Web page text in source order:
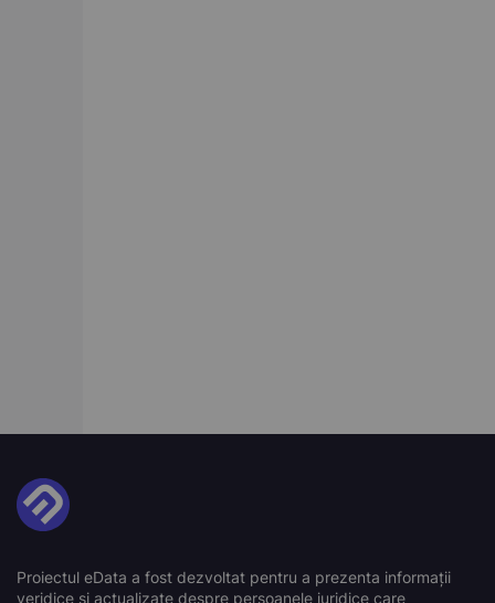
Proiectul eData a fost dezvoltat pentru a prezenta informații
veridice și actualizate despre persoanele juridice care